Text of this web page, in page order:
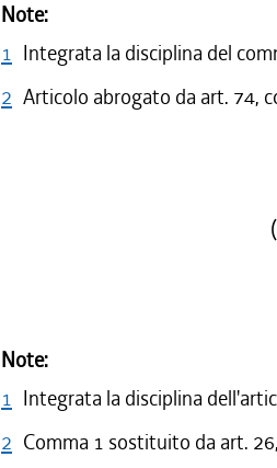
Note:
1 Integrata la disciplina del
2 Articolo abrogato da art. 74,
Note:
1 Integrata la disciplina
2 Comma 1 sostituito da art.